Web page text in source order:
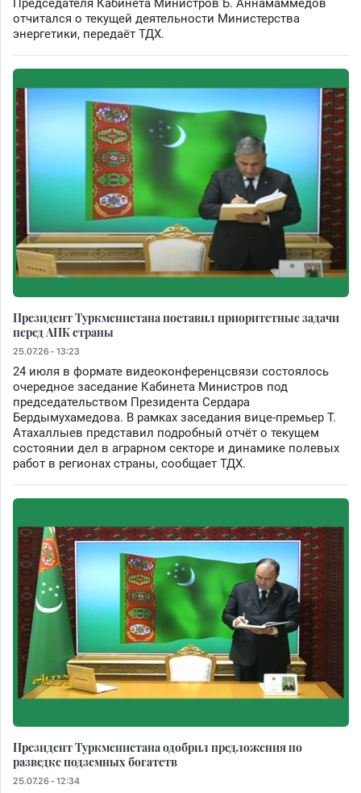
Председателя Кабинета Министров Б. Аннамаммедов
отчитался о текущей деятельности Министерства
энергетики, передаёт ТДХ.
Президент Туркменистана поставил приоритетные задачи
перед АПК страны
25.07.26 - 13:23
24 июля в формате видеоконференцсвязи состоялось
очередное заседание Кабинета Министров под
председательством Президента Сердара
Бердымухамедова. В рамках заседания вице-премьер Т.
Атахаллыев представил подробный отчёт о текущем
состоянии дел в аграрном секторе и динамике полевых
работ в регионах страны, сообщает ТДХ.
Президент Туркменистана одобрил предложения по
разведке подземных богатств
25.07.26 - 12:34